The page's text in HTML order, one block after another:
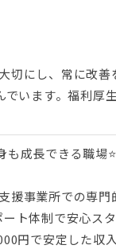
切にし、常に改
います。福利厚
も成長できる職場
援事業所での専門
ト体制で安心ス
円で安定した収